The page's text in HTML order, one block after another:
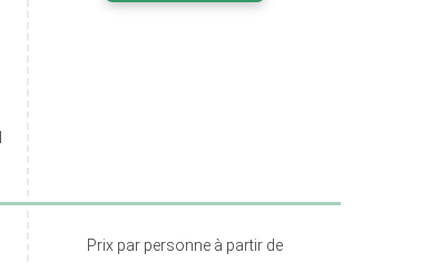
Prix par personne à partir de